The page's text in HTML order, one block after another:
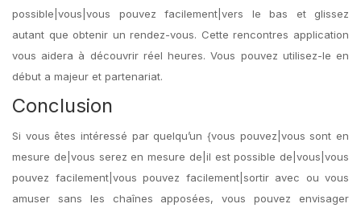
possible|vous|vous pouvez facilement|vers le bas et glissez
autant que obtenir un rendez-vous. Cette rencontres application
vous aidera à découvrir réel heures. Vous pouvez utilisez-le en
début a majeur et partenariat.
Conclusion
Si vous êtes intéressé par quelqu’un {vous pouvez|vous sont en
mesure de|vous serez en mesure de|il est possible de|vous|vous
pouvez facilement|vous pouvez facilement|sortir avec ou vous
amuser sans les chaînes apposées, vous pouvez envisager